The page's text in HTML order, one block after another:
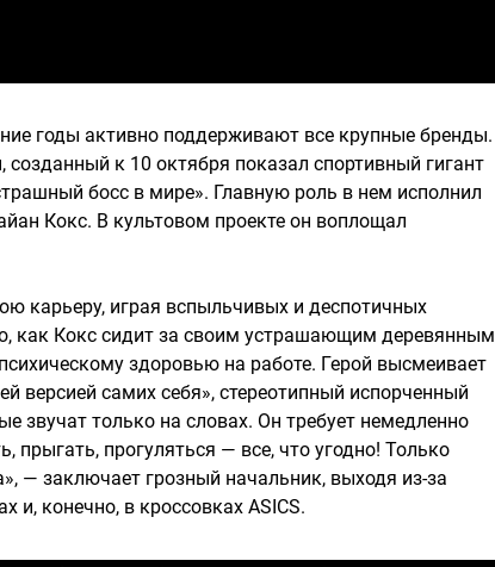
годы активно поддерживают все крупные бренды.
к 10 октября показал спортивный гигант
босс в мире». Главную роль в нем исполнил
Кокс. В культовом проекте он воплощал
карьеру, играя вспыльчивых и деспотичных
как Кокс сидит за своим устрашающим деревянным
здоровью на работе. Герой высмеивает
версией самих себя», стереотипный испорченный
звучат только на словах. Он требует немедленно
прыгать, прогуляться — все, что угодно! Только
— заключает грозный начальник, выходя из-за
и, конечно, в кроссовках ASICS.